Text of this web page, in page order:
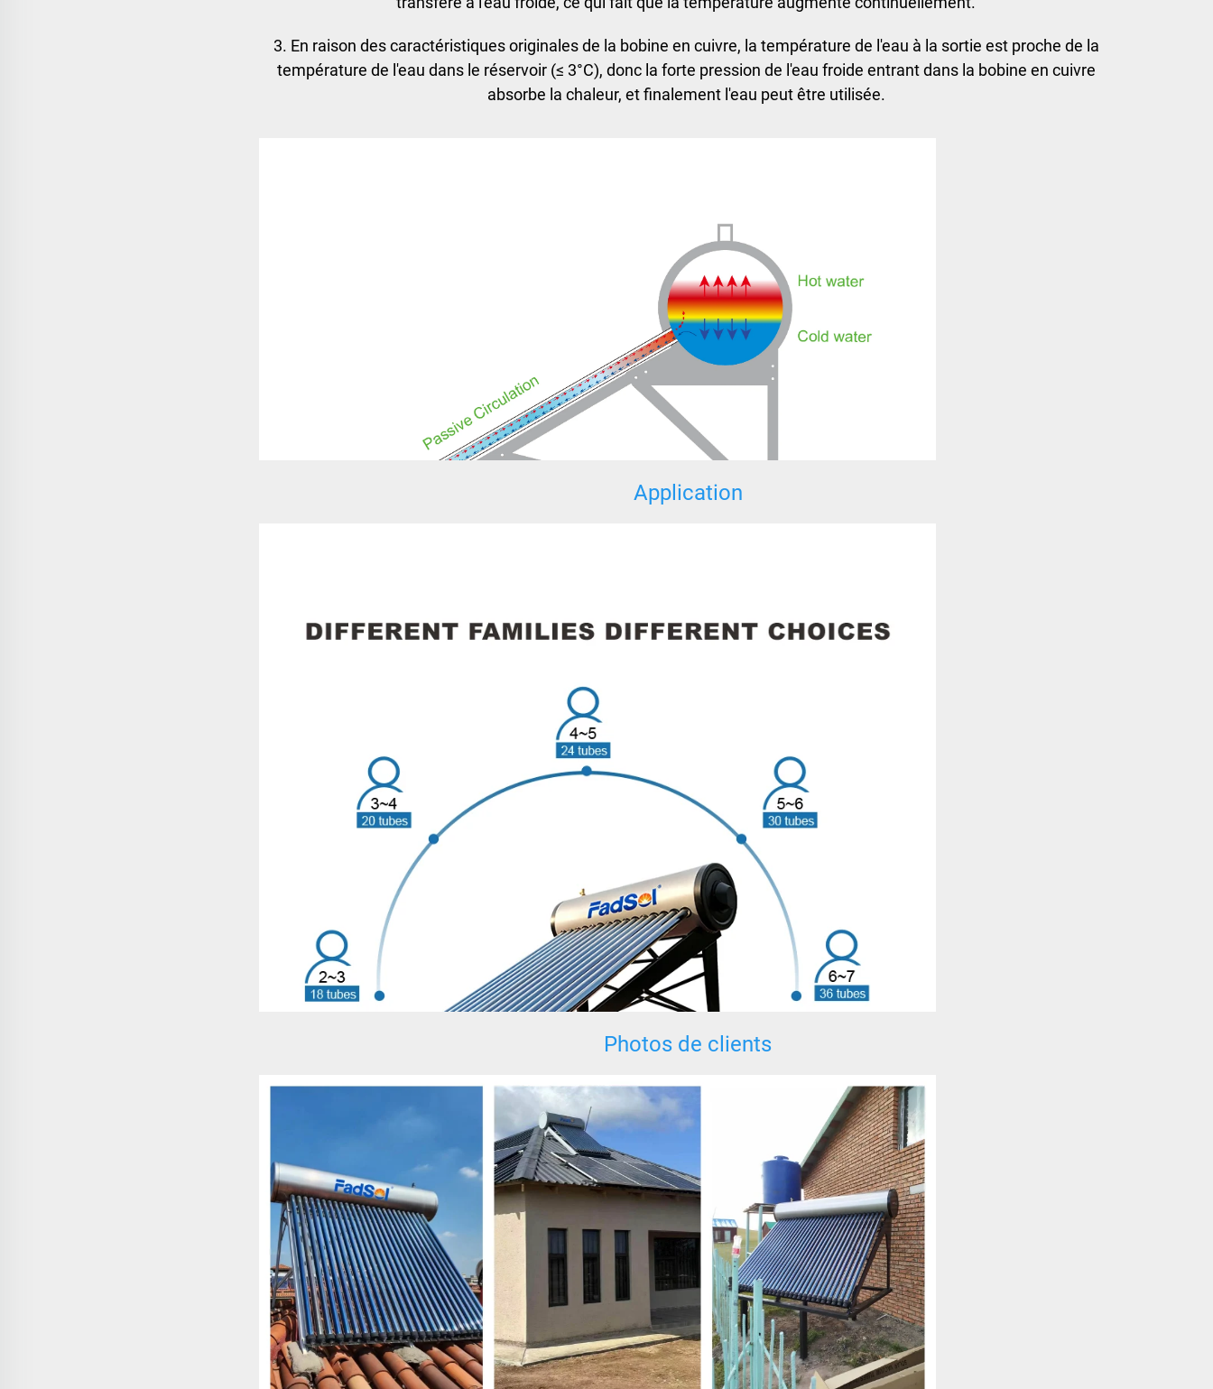
3. En raison des caractéristiques originales de la bobine en cuivre, la température de l'eau à la sortie est proche de la
température de l'eau dans le réservoir (≤ 3°C), donc la forte pression de l'eau froide entrant dans la bobine en cuivre
absorbe la chaleur, et finalement l'eau peut être utilisée.
Application
Photos de clients